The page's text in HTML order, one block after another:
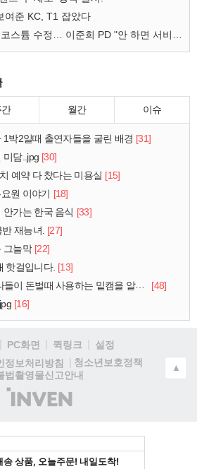
여준 KC, T1 잡았다
월간 이슈
1박2일때 출연자들을 굴린 배경 [31]
미담..jpg [30]
예약 다 찼다는 미용실 [15]
원 이야기 [18]
안가는 한국 음식 [33]
반 재능녀. [27]
그늘막 [22]
핫걸입니다. [13]
이 돈벌때 사용하는 밑캠을 알아보자
[48]
[16]
PC화면 퀵링크
설정
정보처리방침
청소년보호정책
법촬영물신고안내
(주)
인
▲